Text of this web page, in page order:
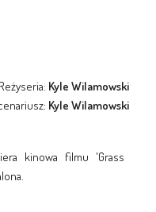
Reżyseria: Kyle Wilamowski
Kyle Wilamowski
kinowa filmu 'Grass